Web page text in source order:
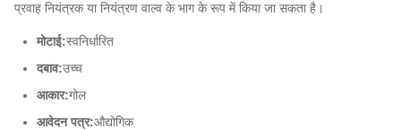
प्रवाह नियंत्रक या नियंत्रण वाल्व के भाग के रूप में किया जा सकता है।
मोटाई:स्वनिर्धारित
दबाव:उच्च
आकार:गोल
आवेदन पत्र:औद्योगिक